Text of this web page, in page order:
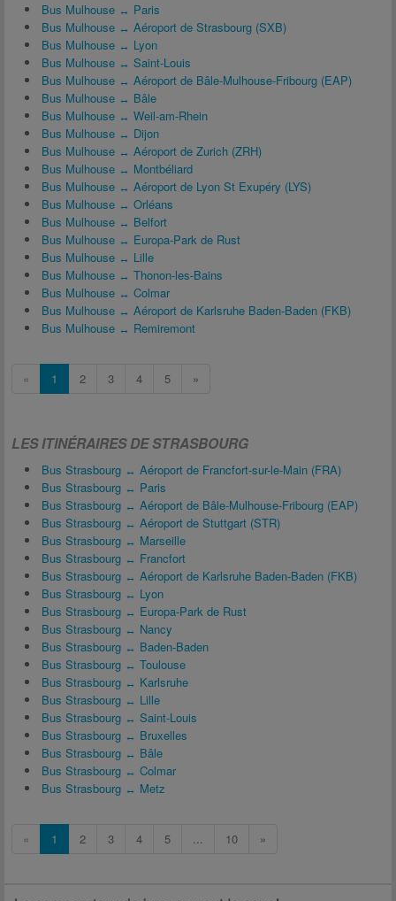
Bus Mulhouse ↔ Paris
Bus Mulhouse ↔ Aéroport de Strasbourg (SXB)
Bus Mulhouse ↔ Lyon
Bus Mulhouse ↔ Saint-Louis
Bus Mulhouse ↔ Aéroport de Bâle-Mulhouse-Fribourg (EAP)
Bus Mulhouse ↔ Bâle
Bus Mulhouse ↔ Weil-am-Rhein
Bus Mulhouse ↔ Dijon
Bus Mulhouse ↔ Aéroport de Zurich (ZRH)
Bus Mulhouse ↔ Montbéliard
Bus Mulhouse ↔ Aéroport de Lyon St Exupéry (LYS)
Bus Mulhouse ↔ Orléans
Bus Mulhouse ↔ Belfort
Bus Mulhouse ↔ Europa-Park de Rust
Bus Mulhouse ↔ Lille
Bus Mulhouse ↔ Thonon-les-Bains
Bus Mulhouse ↔ Colmar
Bus Mulhouse ↔ Aéroport de Karlsruhe Baden-Baden (FKB)
Bus Mulhouse ↔ Remiremont
« 1 2 3 4 5 »
LES ITINÉRAIRES DE STRASBOURG
Bus Strasbourg ↔ Aéroport de Francfort-sur-le-Main (FRA)
Bus Strasbourg ↔ Paris
Bus Strasbourg ↔ Aéroport de Bâle-Mulhouse-Fribourg (EAP)
Bus Strasbourg ↔ Aéroport de Stuttgart (STR)
Bus Strasbourg ↔ Marseille
Bus Strasbourg ↔ Francfort
Bus Strasbourg ↔ Aéroport de Karlsruhe Baden-Baden (FKB)
Bus Strasbourg ↔ Lyon
Bus Strasbourg ↔ Europa-Park de Rust
Bus Strasbourg ↔ Nancy
Bus Strasbourg ↔ Baden-Baden
Bus Strasbourg ↔ Toulouse
Bus Strasbourg ↔ Karlsruhe
Bus Strasbourg ↔ Lille
Bus Strasbourg ↔ Saint-Louis
Bus Strasbourg ↔ Bruxelles
Bus Strasbourg ↔ Bâle
Bus Strasbourg ↔ Colmar
Bus Strasbourg ↔ Metz
« 1 2 3 4 5 ... 10 »